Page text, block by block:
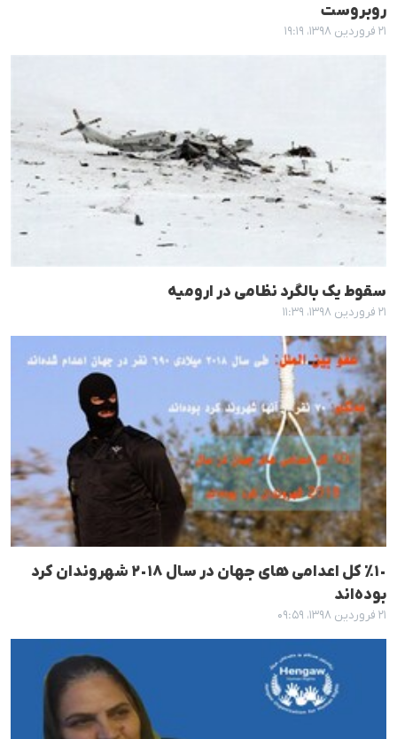
روبروست
۲۱ فروردین ۱۳۹۸، ۱۹:۱۹
سقوط یک بالگرد نظامی در ارومیە
۲۱ فروردین ۱۳۹۸، ۱۱:۳۹
١٠٪ کل اعدامی های جهان در سال ٢٠١٨ شهروندان کرد
بودەاند
۲۱ فروردین ۱۳۹۸، ۰۹:۵۹